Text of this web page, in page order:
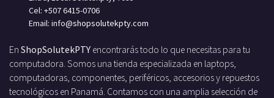
Cel: +507 6415-0706
Email: info@shopsolutekpty.com
En ShopSolutekPTY encontrarás todo lo que necesitas para tu
computadora. Somos una tienda especializada en laptops,
computadoras, componentes, periféricos, accesorios y repuestos
tecnológicos en Panamá. Contamos con una amplia selección de